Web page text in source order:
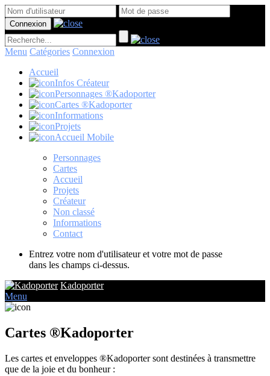
Menu Catégories Connexion
Accueil
Infos Créateur
Personnages ®Kadoporter
Cartes ®Kadoporter
Informations
Projets
Accueil Mobile
Personnages
Cartes
Accueil
Projets
Créateur
Non classé
Informations
Contact
Entrez votre nom d'utilisateur et votre mot de passe
dans les champs ci-dessus.
Kadoporter
Menu
Cartes ®Kadoporter
Les cartes et enveloppes ®Kadoporter sont destinées à transmettre
que de la joie et du bonheur :